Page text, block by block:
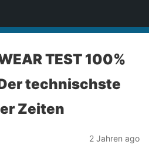
TEST 100%
technischste
Zeiten
2 Jahren ago